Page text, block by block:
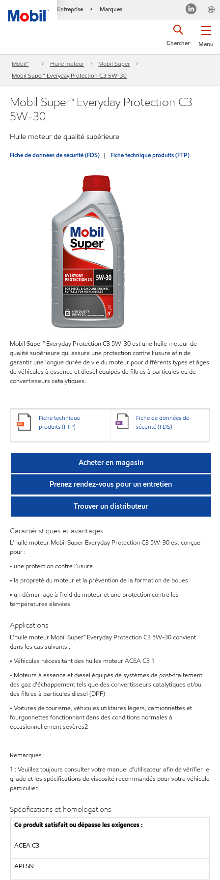
Entreprise • Marques
Menu
Chercher
Mobil™ Huile moteur
Mobil Super
Mobil Super™ Everyday Protection C3 5W-30
Mobil Super™ Everyday Protection C3
5W-30
Huile moteur de qualité supérieure
Fiche de données de sécurité (FDS) Fiche technique produits (FTP)
Mobil Super™ Everyday Protection C3 5W-30 est une huile moteur de
qualité supérieure qui assure une protection contre l’usure afin de
garantir une longue durée de vie du moteur pour différents types et âges
de véhicules à essence et diesel équipés de filtres à particules ou de
convertisseurs catalytiques.
Fiche technique
produits (FTP)
Fiche de données de
sécurité (FDS)
Acheter en magasin
Prenez rendez-vous pour un entretien
Trouver un distributeur
Caractéristiques et avantages
L’huile moteur Mobil Super Everyday Protection C3 5W-30 est conçue
pour :
• une protection contre l’usure
• la propreté du moteur et la prévention de la formation de boues
• un démarrage à froid du moteur et une protection contre les
températures élevées
Applications
L’huile moteur Mobil Super™ Everyday Protection C3 5W-30 convient
dans les cas suivants :
• Véhicules nécessitant des huiles moteur ACEA C3 1
• Moteurs à essence et diesel équipés de systèmes de post-traitement
des gaz d'échappement tels que des convertisseurs catalytiques et/ou
des filtres à particules diesel (DPF)
• Voitures de tourisme, véhicules utilitaires légers, camionnettes et
fourgonnettes fonctionnant dans des conditions normales à
occasionnellement sévères2
Remarques :
1 : Veuillez toujours consulter votre manuel d’utilisateur afin de vérifier le
grade et les spécifications de viscosité recommandés pour votre véhicule
particulier.
Spécifications et homologations
Ce produit satisfait ou dépasse les exigences :
ACEA C3
API SN